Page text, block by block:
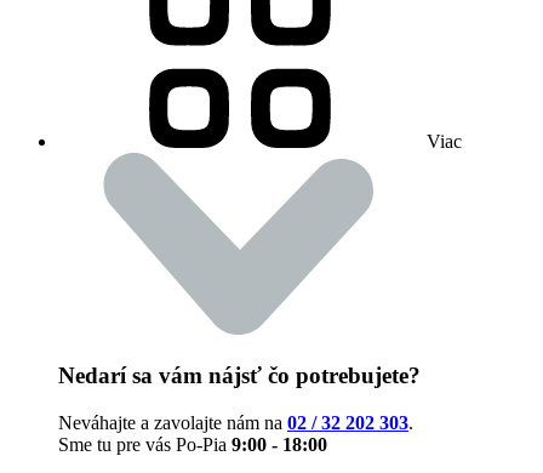
Viac
Nedarí sa vám nájsť čo potrebujete?
Neváhajte a zavolajte nám na 02 / 32 202 303.
Sme tu pre vás Po-Pia 9:00 - 18:00